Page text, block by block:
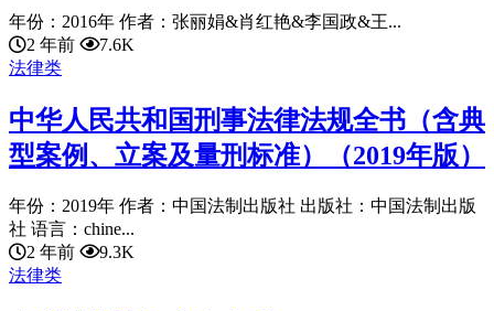
年份：2016年 作者：张丽娟&肖红艳&李国政&王...
2 年前
7.6K
法律类
中华人民共和国刑事法律法规全书（含典
型案例、立案及量刑标准）（2019年版）
年份：2019年 作者：中国法制出版社 出版社：中国法制出版
社 语言：chine...
2 年前
9.3K
法律类